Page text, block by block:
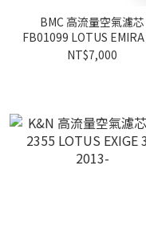
BMC 高流量空氣濾芯
FB01099 LOTUS EMIRA
2023-
NT$7,000